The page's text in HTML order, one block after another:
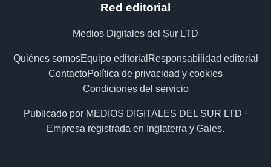
Red editorial
Medios Digitales del Sur LTD
Quiénes somosEquipo editorial Responsabilidad editorial
ContactoPolítica de privacidad y cookies
Condiciones del servicio
Publicado por MEDIOS DIGITALES DEL SUR LTD ·
Empresa registrada en Inglaterra y Gales.